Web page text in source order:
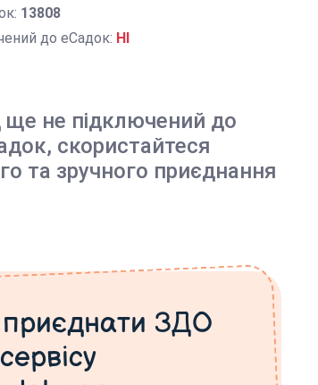
13808
до еСадок: НІ
не підключений до
скористайтеся
та зручного приєднання
ЗДО